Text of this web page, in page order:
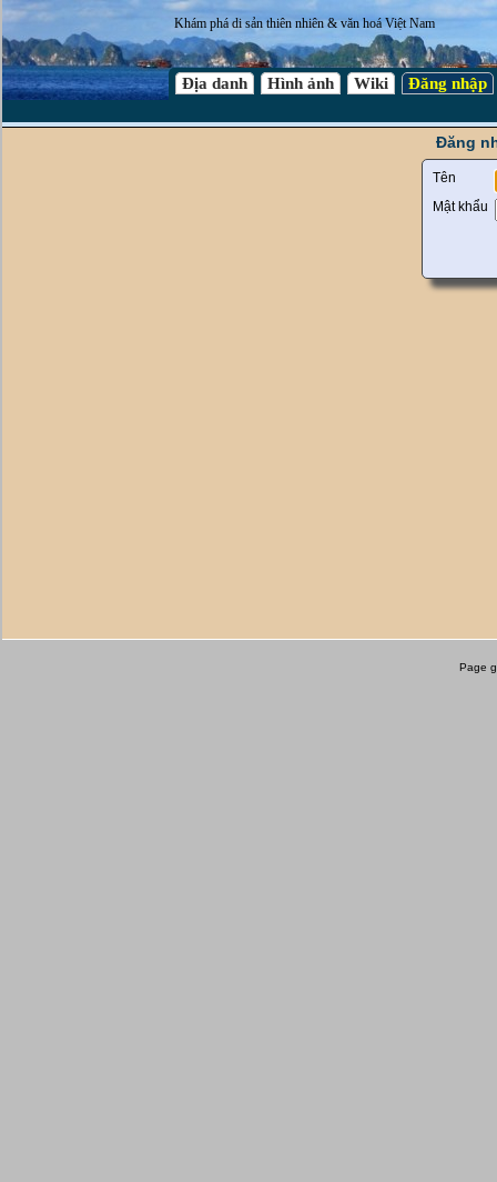
Khám phá di sản thiên nhiên & văn hoá Việt Nam
Địa danh Hình ảnh Wiki Đăng nhập
Đăng
Tên
Mật khẩu
Page